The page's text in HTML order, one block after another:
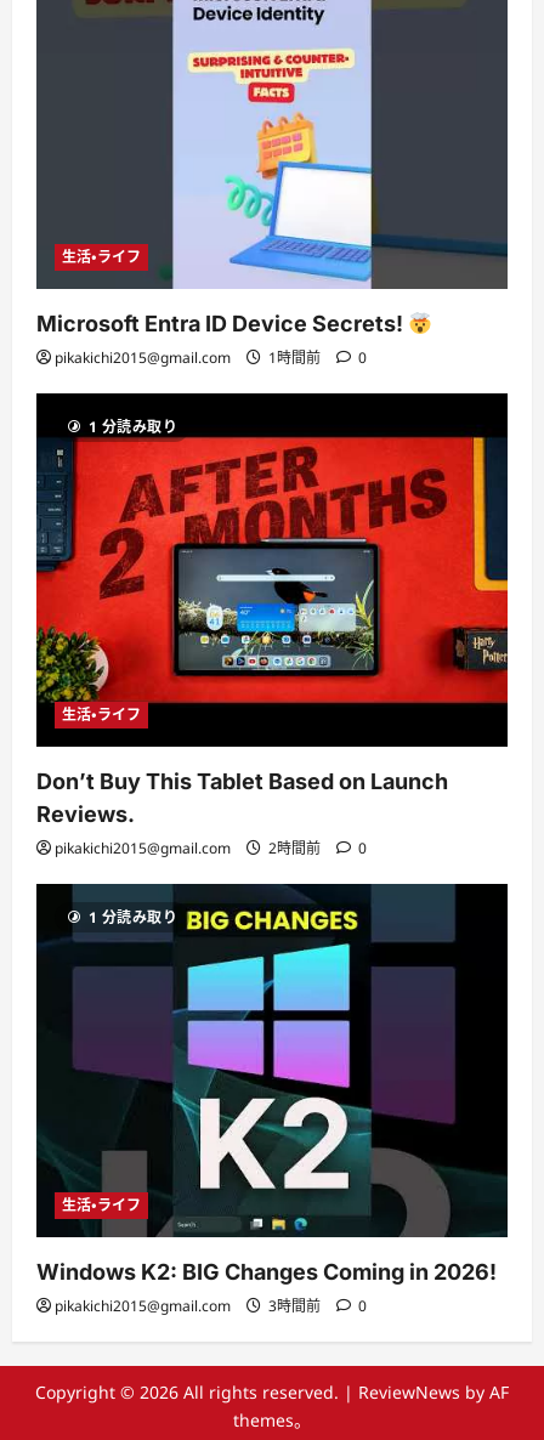
生活・ライフ
Microsoft Entra ID Device Secrets!
pikakichi2015@gmail.com 1時間前 0
1 分読み取り
生活・ライフ
Don’t Buy This Tablet Based on Launch
Reviews.
pikakichi2015@gmail.com 2時間前 0
1 分読み取り
生活・ライフ
Windows K2: BIG Changes Coming in 2026!
pikakichi2015@gmail.com 3時間前 0
Copyright © 2026 All rights reserved. | ReviewNews by AF
themes。